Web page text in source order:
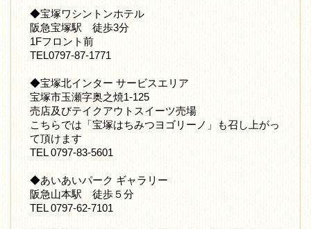
◆宝塚ワシントンホテル
阪急宝塚駅 徒歩3分
1Fフロント前
TEL0797-87-1771
◆宝塚北インター サービスエリア
宝塚市玉瀬字奥之焼1-125
売店及びテイクアウトスイーツ売場
こちらでは「宝塚はちみつヨゴリーノ」も召し上がっ
て頂けます
TEL 0797-83-5601
◆あいあいパーク ギャラリー
阪急山本駅 徒歩５分
TEL 0797-62-7101